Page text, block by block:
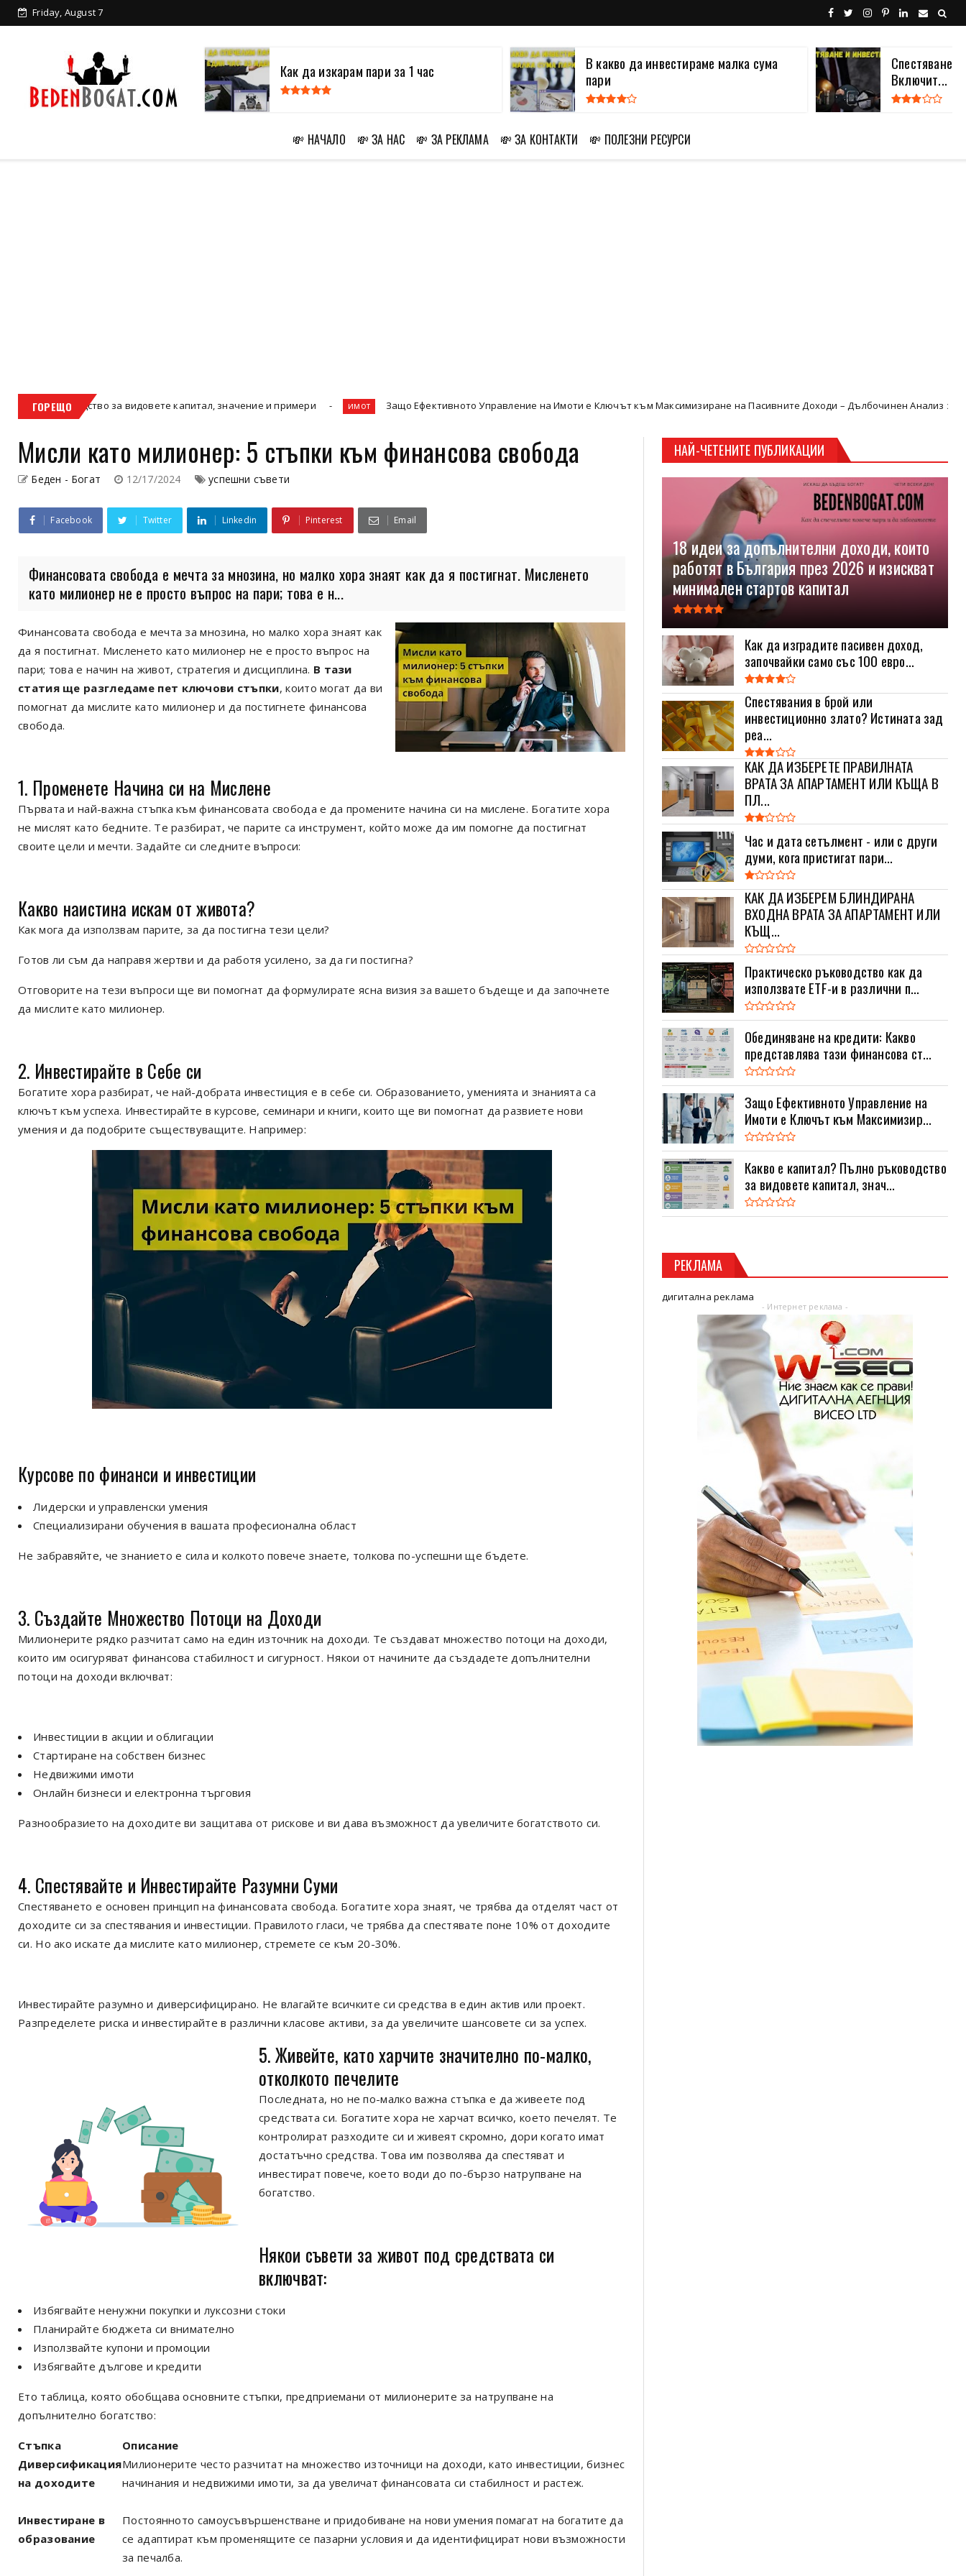
Friday, August 7
Как да изкарам пари за 1 час
В какво да инвестираме малка сума
пари
Спестяване
Включит...
💸 НАЧАЛО 💸 ЗА НАС 💸 ЗА РЕКЛАМА 💸 ЗА КОНТАКТИ 💸 ПОЛЕЗНИ РЕСУРСИ
ГОРЕЩО
за видовете капитал, значение и примери имот Защо Ефективното Управление на Имоти е Ключът към Максимизиране на Пасивните Доходи – Дълбочинен Анализ за Богатите
Мисли като милионер: 5 стъпки към финансова свобода
Беден - Богат 12/17/2024 успешни съвети
Facebook Twitter Linkedin Pinterest Email
Финансовата свобода е мечта за мнозина, но малко хора знаят как да я постигнат. Мисленето
като милионер не е просто въпрос на пари; това е н...
Финансовата свобода е мечта за мнозина, но малко хора знаят как
да я постигнат. Мисленето като милионер не е просто въпрос на
пари; това е начин на живот, стратегия и дисциплина. В тази
статия ще разгледаме пет ключови стъпки, които могат да ви
помогнат да мислите като милионер и да постигнете финансова
свобода.
1. Променете Начина си на Мислене
Първата и най-важна стъпка към финансовата свобода е да промените начина си на мислене. Богатите хора
не мислят като бедните. Те разбират, че парите са инструмент, който може да им помогне да постигнат
своите цели и мечти. Задайте си следните въпроси:
Какво наистина искам от живота?
Как мога да използвам парите, за да постигна тези цели?
Готов ли съм да направя жертви и да работя усилено, за да ги постигна?
Отговорите на тези въпроси ще ви помогнат да формулирате ясна визия за вашето бъдеще и да започнете
да мислите като милионер.
2. Инвестирайте в Себе си
Богатите хора разбират, че най-добрата инвестиция е в себе си. Образованието, уменията и знанията са
ключът към успеха. Инвестирайте в курсове, семинари и книги, които ще ви помогнат да развиете нови
умения и да подобрите съществуващите. Например:
Курсове по финанси и инвестиции
Лидерски и управленски умения
Специализирани обучения в вашата професионална област
Не забравяйте, че знанието е сила и колкото повече знаете, толкова по-успешни ще бъдете.
3. Създайте Множество Потоци на Доходи
Милионерите рядко разчитат само на един източник на доходи. Те създават множество потоци на доходи,
които им осигуряват финансова стабилност и сигурност. Някои от начините да създадете допълнителни
потоци на доходи включват:
Инвестиции в акции и облигации
Стартиране на собствен бизнес
Недвижими имоти
Онлайн бизнеси и електронна търговия
Разнообразието на доходите ви защитава от рискове и ви дава възможност да увеличите богатството си.
4. Спестявайте и Инвестирайте Разумни Суми
Спестяването е основен принцип на финансовата свобода. Богатите хора знаят, че трябва да отделят част от
доходите си за спестявания и инвестиции. Правилото гласи, че трябва да спестявате поне 10% от доходите
си. Но ако искате да мислите като милионер, стремете се към 20-30%.
Инвестирайте разумно и диверсифицирано. Не влагайте всичките си средства в един актив или проект.
Разпределете риска и инвестирайте в различни класове активи, за да увеличите шансовете си за успех.
5. Живейте, като харчите значително по-малко,
отколкото печелите
Последната, но не по-малко важна стъпка е да живеете под
средствата си. Богатите хора не харчат всичко, което печелят. Те
контролират разходите си и живеят скромно, дори когато имат
достатъчно средства. Това им позволява да спестяват и
инвестират повече, което води до по-бързо натрупване на
богатство.
Някои съвети за живот под средствата си
включват:
Избягвайте ненужни покупки и луксозни стоки
Планирайте бюджета си внимателно
Използвайте купони и промоции
Избягвайте дългове и кредити
Ето таблица, която обобщава основните стъпки, предприемани от милионерите за натрупване на
допълнително богатство:
Стъпка
Описание
Диверсификация
на доходите
Милионерите често разчитат на множество източници на доходи, като инвестиции, бизнес
начинания и недвижими имоти, за да увеличат финансовата си стабилност и растеж.
Инвестиране в
образование
Постоянното самоусъвършенстване и придобиване на нови умения помагат на богатите да
се адаптират към променящите се пазарни условия и да идентифицират нови възможности
за печалба.
НАЙ-ЧЕТЕНИТЕ ПУБЛИКАЦИИ
18 идеи за допълнителни доходи, които
работят в България през 2026 и изискват
минимален стартов капитал
Как да изградите пасивен доход,
започвайки само със 100 евро...
Спестявания в брой или
инвестиционно злато? Истината зад
реа...
КАК ДА ИЗБЕРЕТЕ ПРАВИЛНАТА
ВРАТА ЗА АПАРТАМЕНТ ИЛИ КЪЩА В
ПЛ...
Час и дата сетълмент - или с други
думи, кога пристигат пари...
КАК ДА ИЗБЕРЕМ БЛИНДИРАНА
ВХОДНА ВРАТА ЗА АПАРТАМЕНТ ИЛИ
КЪЩ...
Практическо ръководство как да
използвате ETF-и в различни п...
Обединяване на кредити: Какво
представлява тази финансова ст...
Защо Ефективното Управление на
Имоти е Ключът към Максимизир...
Какво е капитал? Пълно ръководство
за видовете капитал, знач...
РЕКЛАМА
дигитална реклама
- Интернет реклама -